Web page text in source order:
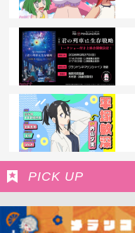
PICK UP